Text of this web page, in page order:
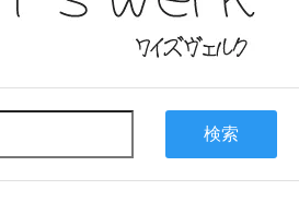
検索